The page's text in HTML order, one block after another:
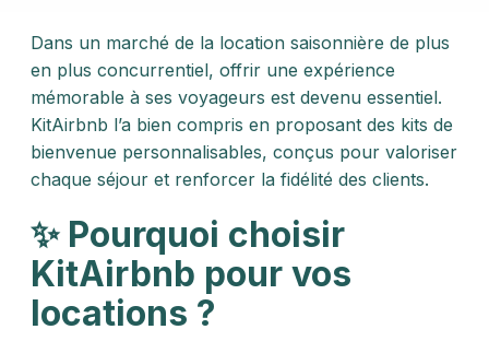
Dans un marché de la location saisonnière de plus
en plus concurrentiel, offrir une expérience
mémorable à ses voyageurs est devenu essentiel.
KitAirbnb l’a bien compris en proposant des kits de
bienvenue personnalisables, conçus pour valoriser
chaque séjour et renforcer la fidélité des clients.​
✨ Pourquoi choisir
KitAirbnb pour vos
locations ?